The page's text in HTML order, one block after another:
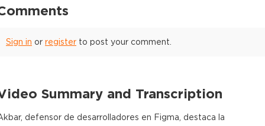
Sign in or register to post your comment.
Summary and Transcription
defensor de desarrolladores en Figma, destaca la